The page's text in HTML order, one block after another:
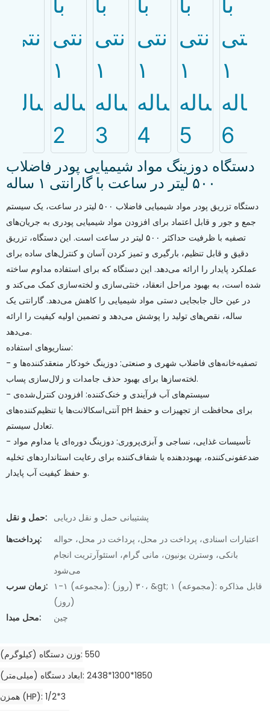
دستگاه دوزینگ مواد شیمیایی پودر فاضلاب
۵۰۰ لیتر در ساعت با گارانتی ۱ ساله
دستگاه تزریق پودر مواد شیمیایی فاضلاب ۵۰۰ لیتر در ساعت، یک سیستم
جمع و جور و قابل اعتماد برای افزودن مواد شیمیایی پودری به جریان‌های
تصفیه با ظرفیت حداکثر ۵۰۰ لیتر در ساعت است. این دستگاه، تزریق
دقیق و قابل تنظیم، بارگیری و تمیز کردن آسان و کنترل‌های ساده برای
عملکرد پایدار را ارائه می‌دهد. این دستگاه که برای استفاده مداوم ساخته
شده است، به بهبود مراحل انعقاد، خنثی‌سازی و لخته‌سازی کمک می‌کند و
در عین حال جابجایی دستی مواد شیمیایی را کاهش می‌دهد. گارانتی یک
ساله، نقص‌های تولید را پوشش می‌دهد و تضمین اولیه کیفیت را ارائه
می‌دهد.
سناریوهای استفاده:
- تصفیه‌خانه‌های فاضلاب شهری و صنعتی: دوزینگ خودکار منعقدکننده‌ها و
لخته‌سازها برای بهبود حذف جامدات و زلال‌سازی پساب.
- سیستم‌های آب فرآیندی و خنک‌کننده: افزودن کنترل‌شده‌ی
آنتی‌اسکالانت‌ها یا تنظیم‌کننده‌های pH برای محافظت از تجهیزات و حفظ
تعادل سیستم.
- تأسیسات غذایی، نساجی و آبزی‌پروری: دوزینگ دوره‌ای یا مداوم مواد
ضدعفونی‌کننده، بهبوددهنده یا شفاف‌کننده برای رعایت استانداردهای تخلیه
و حفظ کیفیت آب پایدار.
حمل و نقل: پشتیبانی حمل و نقل دریایی
پرداخت‌ها:
اعتبارات اسنادی، پرداخت در محل، پرداخت در محل، حواله
بانکی، وسترن یونیون، مانی گرام، استئوآرتریت انجام
می‌شود
زمان سرب: ۱-۱ (مجموعه): ۳۰ (روز)، &gt; ۱ (مجموعه): قابل مذاکره
(روز)
محل مبدا:
چین
وزن دستگاه (کیلوگرم) 550
ابعاد دستگاه (میلی‌متر) 2438*1300*1850
همزن (HP) 1/2*3